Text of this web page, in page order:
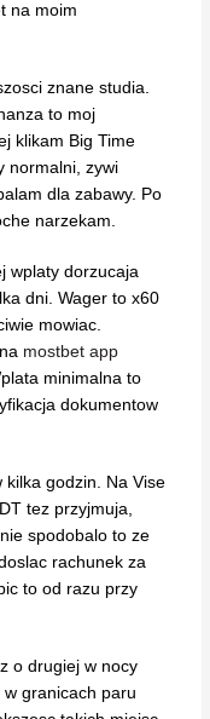
na moim
znane studia.
to moj
klikam Big Time
normalni, zywi
dla zabawy. Po
narzekam.
wplaty dorzucaja
dni. Wager to x60
mowiac.
mostbet app
minimalna to
dokumentow
kilka godzin. Na Vise
tez przyjmuja,
spodobalo to ze
rachunek za
to od razu przy
o drugiej w nocy
granicach paru